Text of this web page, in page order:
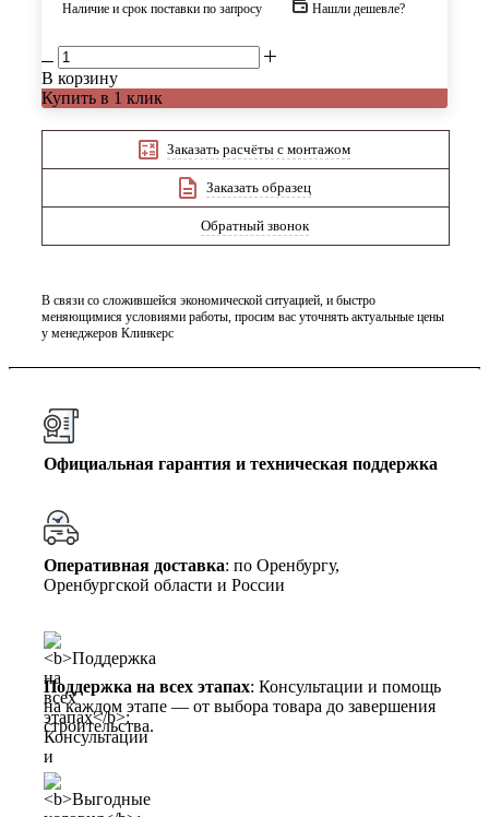
Наличие и срок поставки по запросу Нашли дешевле?
В корзину
Купить в 1 клик
Заказать расчёты с монтажом
Заказать образец
Обратный звонок
В связи со сложившейся экономической ситуацией, и быстро
меняющимися условиями работы, просим вас уточнять актуальные цены
у менеджеров Клинкерс
Официальная гарантия и техническая поддержка
Оперативная доставка: по Оренбургу,
Оренбургской области и России
Поддержка на всех этапах: Консультации и помощь
на каждом этапе — от выбора товара до завершения
строительства.